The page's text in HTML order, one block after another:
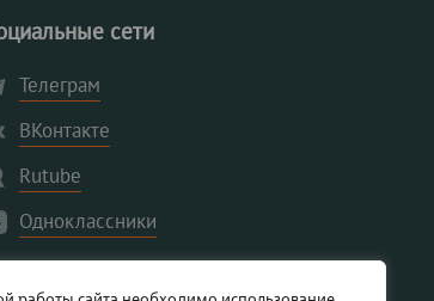
сети
Телеграм
ВКонтакте
Rutube
Одноклассники